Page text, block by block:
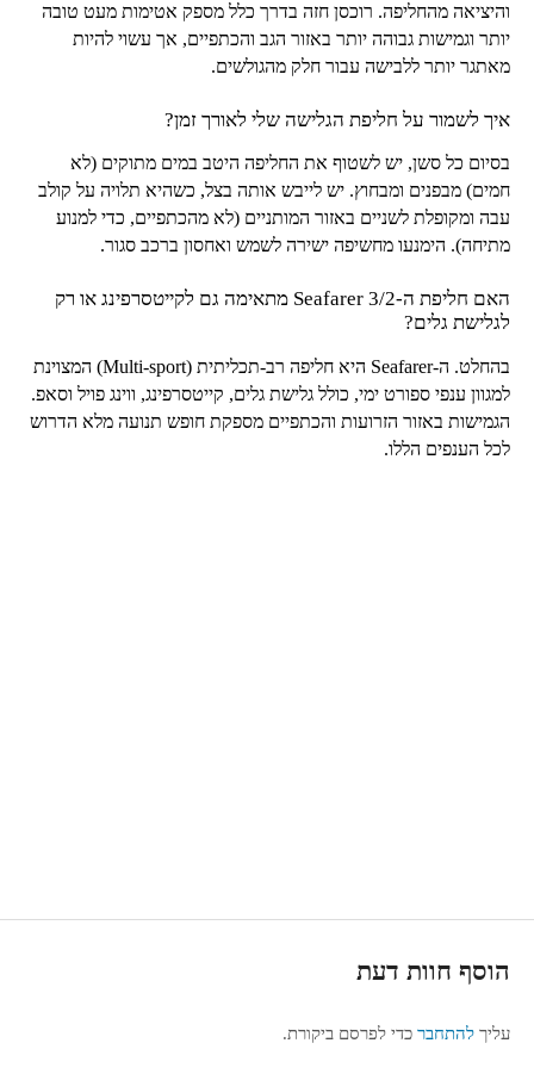
והיציאה מהחליפה. רוכסן חזה בדרך כלל מספק אטימות מעט טובה
יותר וגמישות גבוהה יותר באזור הגב והכתפיים, אך עשוי להיות
מאתגר יותר ללבישה עבור חלק מהגולשים.
איך לשמור על חליפת הגלישה שלי לאורך זמן?
בסיום כל סשן, יש לשטוף את החליפה היטב במים מתוקים (לא
חמים) מבפנים ומבחוץ. יש לייבש אותה בצל, כשהיא תלויה על קולב
עבה ומקופלת לשניים באזור המותניים (לא מהכתפיים, כדי למנוע
מתיחה). הימנעו מחשיפה ישירה לשמש ואחסון ברכב סגור.
האם חליפת ה-Seafarer 3/2 מתאימה גם לקייטסרפינג או רק
לגלישת גלים?
בהחלט. ה-Seafarer היא חליפה רב-תכליתית (Multi-sport) המצוינת
למגוון ענפי ספורט ימי, כולל גלישת גלים, קייטסרפינג, ווינג פויל וסאפ.
הגמישות באזור הזרועות והכתפיים מספקת חופש תנועה מלא הדרוש
לכל הענפים הללו.
הוסף חוות דעת
עליך להתחברכדי לפרסם ביקורת.